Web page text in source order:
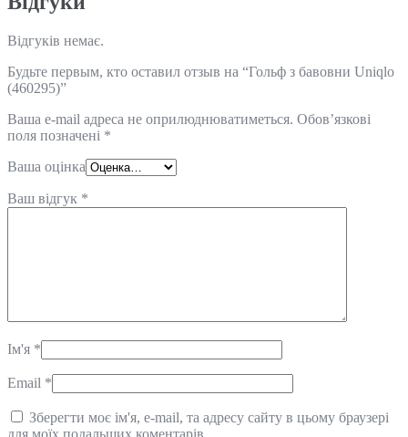
Відгуків немає.
Будьте первым, кто оставил отзыв на “Гольф з бавовни Uniqlo
(460295)”
Ваша e-mail адреса не оприлюднюватиметься. Обов’язкові
поля позначені *
Ваша оцінка
Ваш відгук *
Ім'я *
Email *
Зберегти моє ім'я, e-mail, та адресу сайту в цьому браузері
для моїх подальших коментарів.